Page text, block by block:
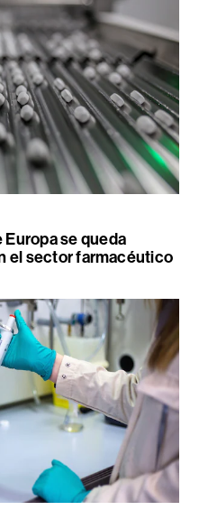
se queda
el sector farmacéutico